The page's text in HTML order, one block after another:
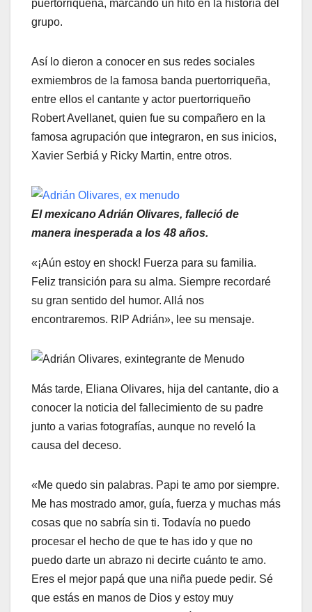
puertorriqueña, marcando un hito en la historia del
grupo.
Así lo dieron a conocer en sus redes sociales
exmiembros de la famosa banda puertorriqueña,
entre ellos el cantante y actor puertorriqueño
Robert Avellanet, quien fue su compañero en la
famosa agrupación que integraron, en sus inicios,
Xavier Serbiá y Ricky Martin, entre otros.
El mexicano Adrián Olivares, falleció de
manera inesperada a los 48 años.
«¡Aún estoy en shock! Fuerza para su familia.
Feliz transición para su alma. Siempre recordaré
su gran sentido del humor. Allá nos
encontraremos. RIP Adrián», lee su mensaje.
Más tarde, Eliana Olivares, hija del cantante, dio a
conocer la noticia del fallecimiento de su padre
junto a varias fotografías, aunque no reveló la
causa del deceso.
«Me quedo sin palabras. Papi te amo por siempre.
Me has mostrado amor, guía, fuerza y muchas más
cosas que no sabría sin ti. Todavía no puedo
procesar el hecho de que te has ido y que no
puedo darte un abrazo ni decirte cuánto te amo.
Eres el mejor papá que una niña puede pedir. Sé
que estás en manos de Dios y estoy muy